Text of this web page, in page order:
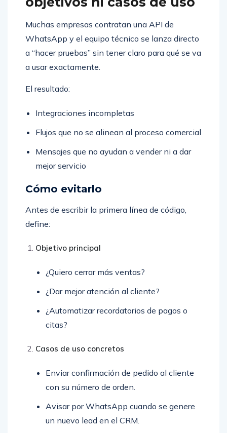
Muchas empresas contratan una API de
WhatsApp y el equipo técnico se lanza directo
a “hacer pruebas” sin tener claro para qué se va
a usar exactamente.
El resultado:
Integraciones incompletas
Flujos que no se alinean al proceso comercial
Mensajes que no ayudan a vender ni a dar
mejor servicio
Cómo evitarlo
Antes de escribir la primera línea de código,
define:
Objetivo principal
¿Quiero cerrar más ventas?
¿Dar mejor atención al cliente?
¿Automatizar recordatorios de pagos o
citas?
Casos de uso concretos
Enviar confirmación de pedido al cliente
con su número de orden.
Avisar por WhatsApp cuando se genere
un nuevo lead en el CRM.